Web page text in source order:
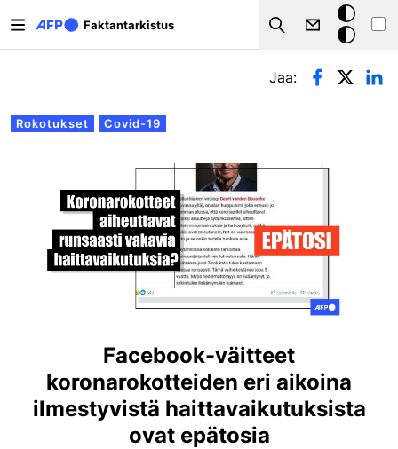
Faktantarkistus
Search
Tumma
tila
Ensisijaiset välilehdet
Rokotukset Covid-19
Jaa:
Facebook-väitteet
koronarokotteiden eri aikoina
ilmestyvistä haittavaikutuksista
ovat epätosia